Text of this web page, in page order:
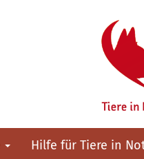
Hilfe für Tiere in